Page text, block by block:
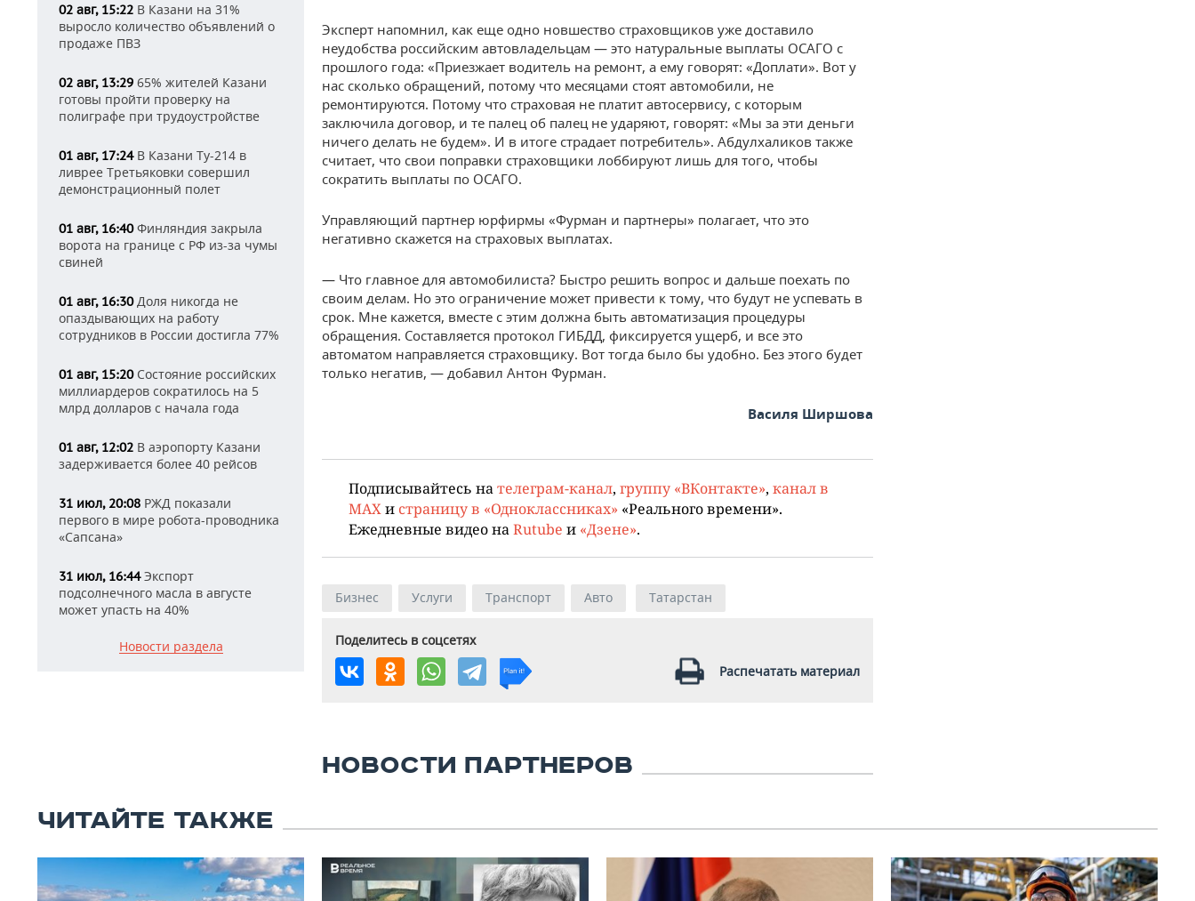
02 авг, 15:22 В Казани на 31%
выросло количество объявлений о
продаже ПВЗ
02 авг, 13:29 65% жителей Казани
готовы пройти проверку на
полиграфе при трудоустройстве
01 авг, 17:24В Казани Ту-214 в
ливрее Третьяковки совершил
демонстрационный полет
01 авг, 16:40Финляндия закрыла
ворота на границе с РФ из-за чумы
свиней
01 авг, 16:30Доля никогда не
опаздывающих на работу
сотрудников в России достигла 77%
01 авг, 15:20Состояние российских
миллиардеров сократилось на 5
млрд долларов с начала года
01 авг, 12:02 В аэропорту Казани
задерживается более 40 рейсов
31 июл, 20:08 РЖД показали
первого в мире робота-проводника
«Сапсана»
31 июл, 16:44Экспорт
подсолнечного масла в августе
может упасть на 40%
Новости раздела
Эксперт напомнил, как еще одно новшество страховщиков уже доставило
неудобства российским автовладельцам — это натуральные выплаты ОСАГО с
прошлого года: «Приезжает водитель на ремонт, а ему говорят: «Доплати». Вот у
нас сколько обращений, потому что месяцами стоят автомобили, не
ремонтируются. Потому что страховая не платит автосервису, с которым
заключила договор, и те палец об палец не ударяют, говорят: «Мы за эти деньги
ничего делать не будем». И в итоге страдает потребитель». Абдулхаликов также
считает, что свои поправки страховщики лоббируют лишь для того, чтобы
сократить выплаты по ОСАГО.
Управляющий партнер юрфирмы «Фурман и партнеры» полагает, что это
негативно скажется на страховых выплатах.
— Что главное для автомобилиста? Быстро решить вопрос и дальше поехать по
своим делам. Но это ограничение может привести к тому, что будут не успевать в
срок. Мне кажется, вместе с этим должна быть автоматизация процедуры
обращения. Составляется протокол ГИБДД, фиксируется ущерб, и все это
автоматом направляется страховщику. Вот тогда было бы удобно. Без этого будет
только негатив, — добавил Антон Фурман.
Василя Ширшова
Подписывайтесь на телеграм-канал, группу «ВКонтакте», канал в
MAX и страницу в «Одноклассниках» «Реального времени».
Ежедневные видео на Rutube и «Дзене».
Бизнес Услуги Транспорт Авто Татарстан
Поделитесь в соцсетях
Распечатать материал
НОВОСТИ ПАРТНЕРОВ
ЧИТАЙТЕ ТАКЖЕ